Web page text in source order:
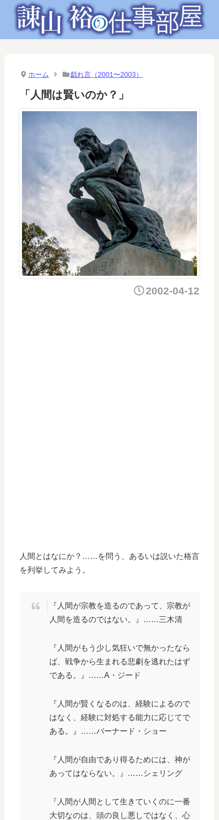
ホーム 戯れ言（2001〜2003）
「人間は賢いのか？」
2002-04-12
人間とはなにか？……を問う、あるいは説いた格言
を列挙してみよう。
『人間が宗教を造るのであって、宗教が
人間を造るのではない。』……三木清
『人間がもう少し気狂いで無かったなら
ば、戦争から生まれる悲劇を逃れたはず
である。』……A・ジード
『人間が賢くなるのは、経験によるので
はなく、経験に対処する能力に応じてで
ある。』……バーナード・ショー
『人間が自由であり得るためには、神が
あってはならない。』……シェリング
『人間が人間として生きていくのに一番
大切なのは、頭の良し悪しではなく、心